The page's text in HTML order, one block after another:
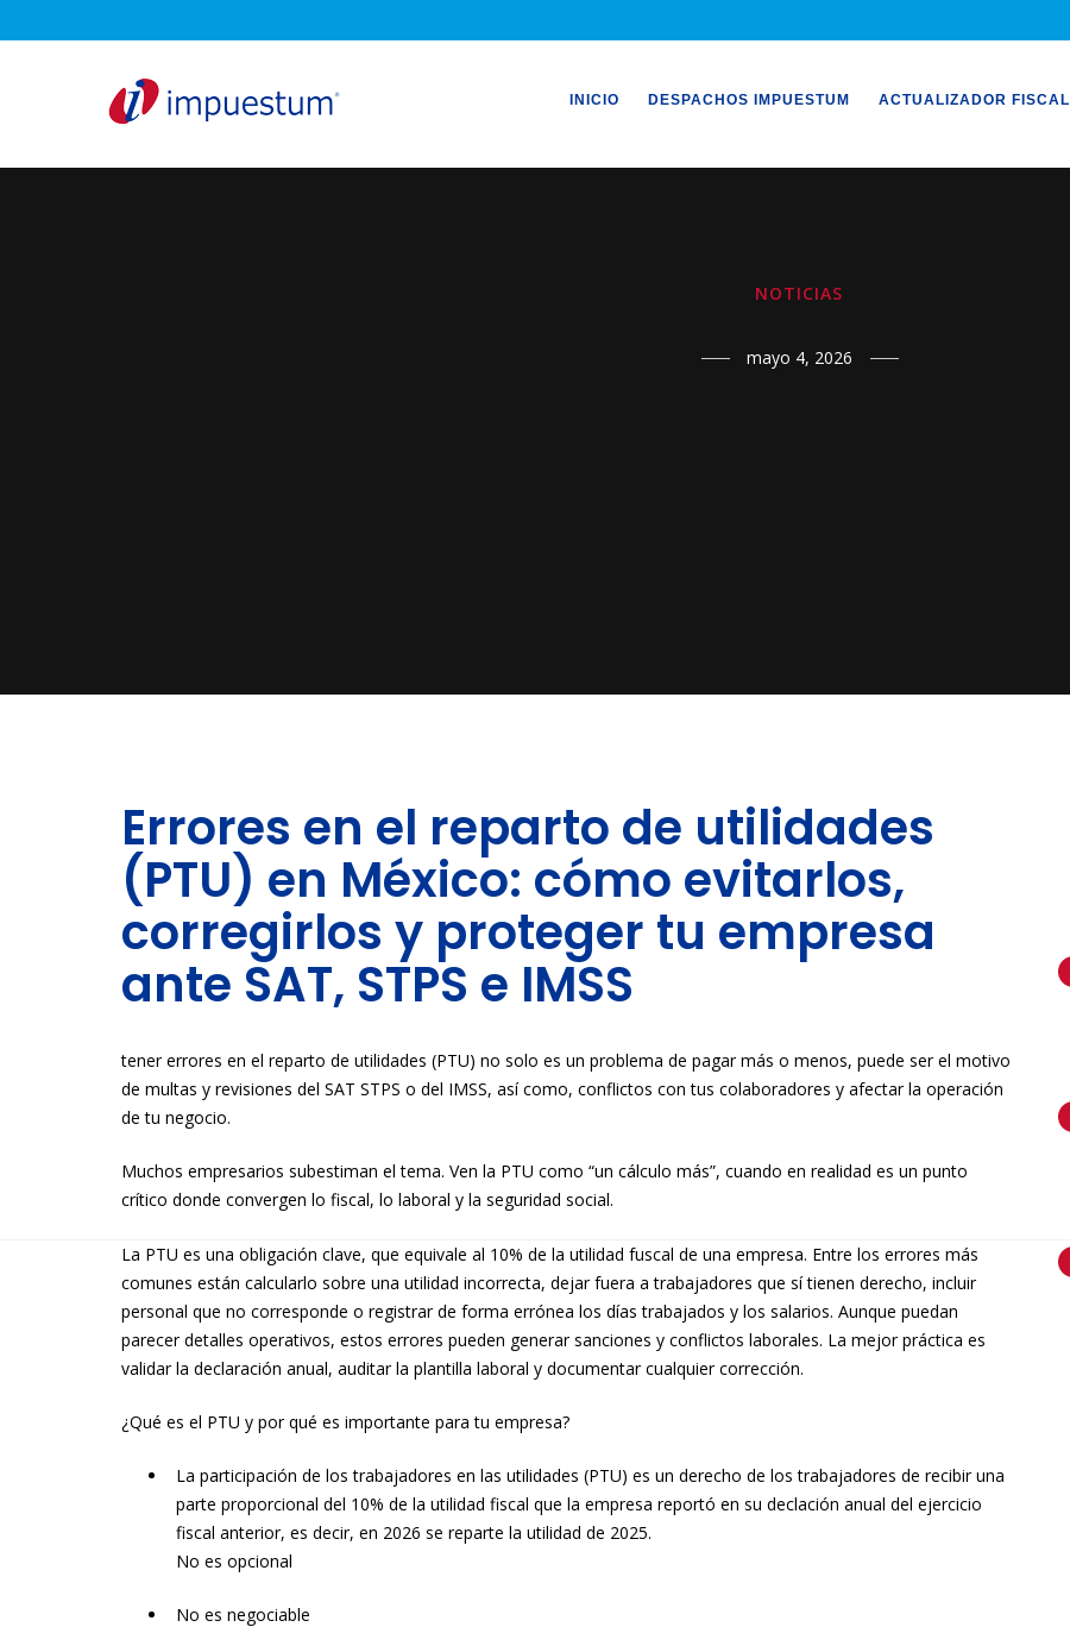
INICIO DESPACHOS IMPUESTUM ACTUALIZADOR FISCAL
NOTICIAS
mayo 4, 2026
Errores en el reparto de utilidades
(PTU) en México: cómo evitarlos,
corregirlos y proteger tu empresa
ante SAT, STPS e IMSS
tener errores en el reparto de utilidades (PTU) no solo es un problema de pagar más o menos, puede ser el motivo
de multas y revisiones del SAT STPS o del IMSS, así como, conflictos con tus colaboradores y afectar la operación
de tu negocio.
Muchos empresarios subestiman el tema. Ven la PTU como “un cálculo más”, cuando en realidad es un punto
crítico donde convergen lo fiscal, lo laboral y la seguridad social.
La PTU es una obligación clave, que equivale al 10% de la utilidad fuscal de una empresa. Entre los errores más
comunes están calcularlo sobre una utilidad incorrecta, dejar fuera a trabajadores que sí tienen derecho, incluir
personal que no corresponde o registrar de forma errónea los días trabajados y los salarios. Aunque puedan
parecer detalles operativos, estos errores pueden generar sanciones y conflictos laborales. La mejor práctica es
validar la declaración anual, auditar la plantilla laboral y documentar cualquier corrección.
¿Qué es el PTU y por qué es importante para tu empresa?
La participación de los trabajadores en las utilidades (PTU) es un derecho de los trabajadores de recibir una
parte proporcional del 10% de la utilidad fiscal que la empresa reportó en su declación anual del ejercicio
fiscal anterior, es decir, en 2026 se reparte la utilidad de 2025.
No es opcional
No es negociable